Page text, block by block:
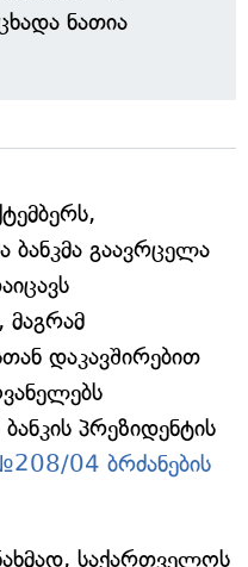
ნათია
გაავრცელა
მაგრამ
დაკავშირებით
პრეზიდენტის
04 ბრძანების
საქართველოს